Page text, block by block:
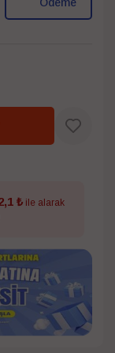
₺ile alarak